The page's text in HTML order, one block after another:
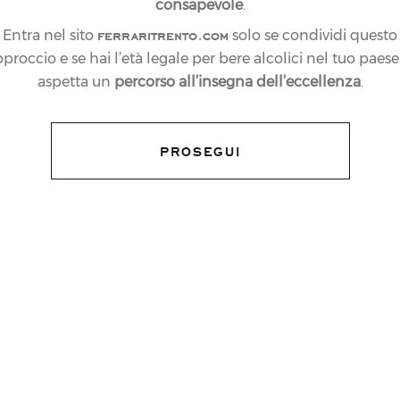
consapevole.
Entra nel sito ferraritrento.com solo se condividi questo
e se hai l’età legale per bere alcolici nel tuo
aspetta un percorso all’insegna dell’eccellenza.
PROSEGUI